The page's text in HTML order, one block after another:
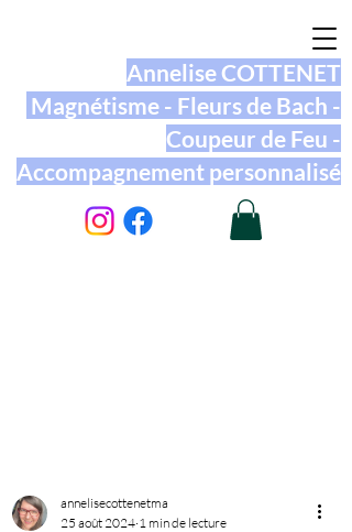
Annelise COTTENET
Magnétisme - Fleurs de Bach -
Coupeur de Feu -
Accompagnement personnalisé
annelisecottenetma
25 août 2024 1 min de lecture